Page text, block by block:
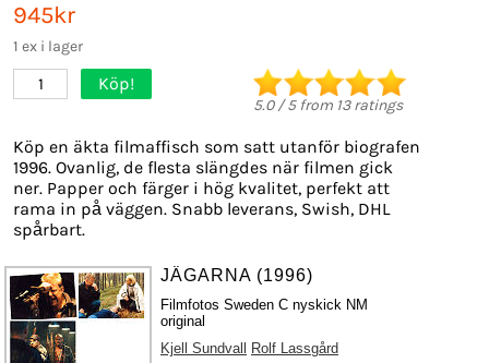
945kr
1 ex i lager
1 Köp!
5.0/5from 13ratings
Köp en äkta filmaffisch som satt utanför biografen
1996. Ovanlig, de flesta slängdes när filmen gick
ner. Papper och färger i hög kvalitet, perfekt att
rama in på väggen. Snabb leverans, Swish, DHL
spårbart.
JÄGARNA (1996)
Filmfotos Sweden C nyskick NM
original
Kjell Sundvall
Rolf Lassgård